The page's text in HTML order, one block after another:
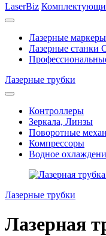
LaserBiz
Лазерные маркеры
Лазерные станки
Лазерные трубки
Контроллеры
Зеркала, Линзы
Поворотные
Компрессоры
Водное
Лазерные трубки
Лазерная